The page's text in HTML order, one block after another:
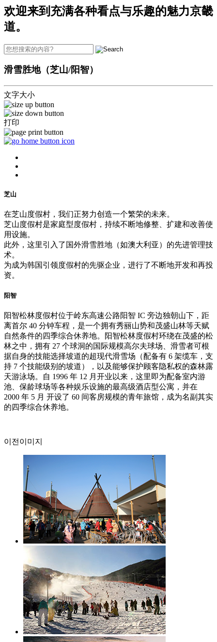
欢迎来到充满各种看点与乐趣的魅力京畿
道。
滑雪胜地（芝山/阳智）
文字大小
打印
芝山
在芝山度假村，我们正努力创造一个繁荣的未来。
芝山度假村是家庭型度假村，持续不断地修整、扩建和改善使
用设施。
此外，这里引入了国外滑雪胜地（如澳大利亚）的先进管理技
术。
为成为韩国引领度假村的先驱企业，进行了不断地开发和再投
资。
阳智
阳智松林度假村位于岭东高速公路阳智 IC 旁边独朝山下，距
离首尔 40 分钟车程，是一个拥有秀丽山势和茂盛山林等天赋
自然条件的四季综合休养地。阳智松林度假村环绕在茂盛的松
林之中，拥有 27 个球洞的国际规模高尔夫球场、滑雪者可根
据自身的技能选择坡道的超现代滑雪场（配备有 6 架缆车，支
持 7 个技能级别的坡道），以及能够保护顾客隐私权的森林露
天游泳场。自 1996 年 12 月开业以来，这里即为配备室内游
池、保龄球场等各种娱乐设施的最高级酒店型公寓，并在
2000 年 5 月 开设了 60 间客房规模的青年旅馆，成为名副其实
的四季综合休养地。
이전이미지